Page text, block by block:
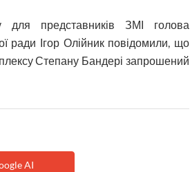
для представників ЗМІ голова
ради Ігор Олійник повідомили, що
Степану Бандері запрошений
AI